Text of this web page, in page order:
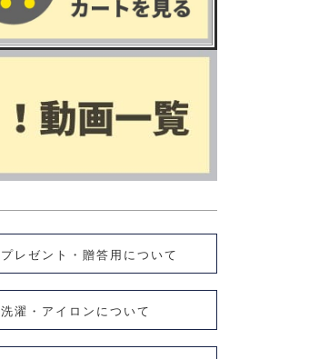
プレゼント・贈答用について
洗濯・アイロンについて